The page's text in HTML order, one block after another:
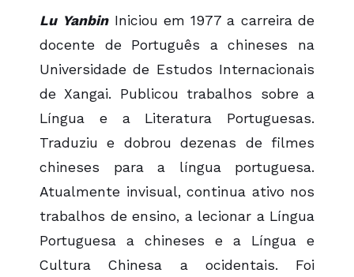
Lu YanbinIniciou em 1977 a carreira de
docente de Português a chineses na
Universidade de Estudos Internacionais
de Xangai. Publicou trabalhos sobre a
Língua e a Literatura Portuguesas.
Traduziu e dobrou dezenas de filmes
chineses para a língua portuguesa.
Atualmente invisual, continua ativo nos
trabalhos de ensino, a lecionar a Língua
Portuguesa a chineses e a Língua e
Cultura Chinesa a ocidentais. Foi